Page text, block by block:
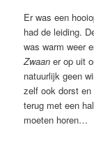
Er was een
had de leiding.
was warm weer
Zwaan er op uit
natuurlijk geen
zelf ook dorst en
terug met een
moeten horen…